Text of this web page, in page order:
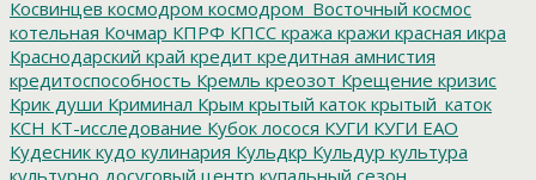
Косвинцев космодром космодром_Восточный космос
котельная Кочмар КПРФ КПСС кража кражи красная икра
Краснодарский край кредит кредитная амнистия
кредитоспособность Кремль креозот Крещение кризис
Крик души Криминал Крым крытый каток крытый_каток
КСН КТ-исследование Кубок лосося КУГИ КУГИ ЕАО
Кудесник кудо кулинария Кульдкр Кульдур культура
культурно досуговый центр купальный сезон